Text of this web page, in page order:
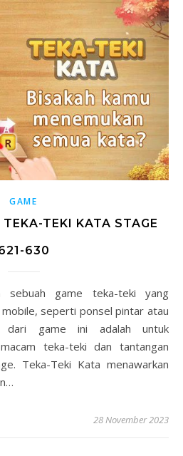
GAME
TEKI KATA STAGE
630
seperti ponsel pintar atau
dari game ini adalah untuk
teka-teki dan tantangan
Teka-Teki Kata menawarkan
28 November 2023